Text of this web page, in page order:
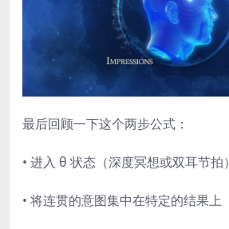
最后回顾一下这个两步公式：
• 进入 θ 状态（深度冥想或双耳节拍）
• 将连贯的意图集中在特定的结果上